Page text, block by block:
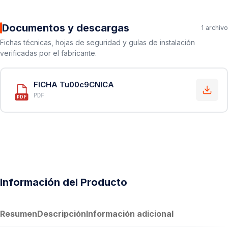
Documentos y descargas 1 archivo
Fichas técnicas, hojas de seguridad y guías de instalación
verificadas por el fabricante.
PDF
FICHA Tu00c9CNICA
PDF
Información del Producto
ResumenDescripciónInformación adicional